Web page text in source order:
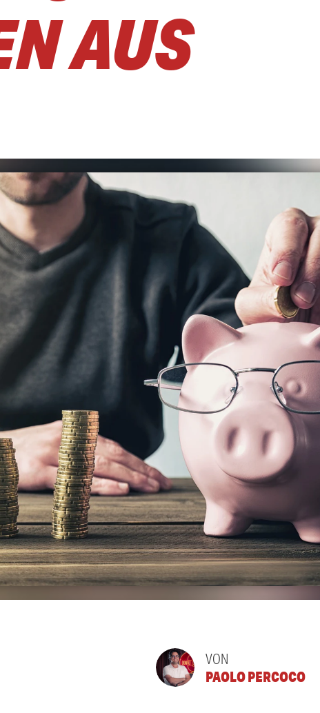
AUS
VON
PAOLO PERCOCO